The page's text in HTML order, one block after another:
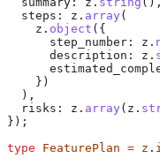
  steps:
z . array (
    z
. object ({
      step_number:
z .
      description:
z .
    })
  ),
  risks:
z . array ( z .
});
type FeaturePlan = z .